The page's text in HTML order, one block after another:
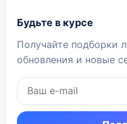
Будьте в курсе
Получайте подборки
обновления и новые